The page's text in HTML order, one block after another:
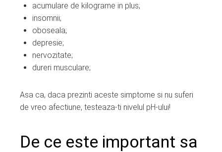
acumulare de kilograme in plus;
insomnii;
oboseala;
depresie;
nervozitate;
dureri musculare;
Asa ca, daca prezinti aceste simptome si nu suferi
de vreo afectiune, testeaza-ti nivelul pH-ului!
De ce este important sa